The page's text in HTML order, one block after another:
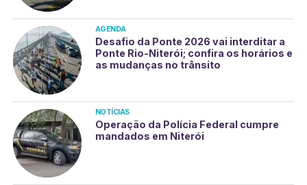
AGENDA
Desafio da Ponte 2026 vai interditar a
Ponte Rio-Niterói; confira os horários e
as mudanças no trânsito
NOTÍCIAS
Operação da Polícia Federal cumpre
mandados em Niterói